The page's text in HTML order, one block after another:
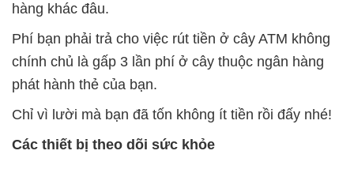
hàng khác đâu.
Phí bạn phải trả cho việc rút tiền ở cây ATM không
chính chủ là gấp 3 lần phí ở cây thuộc ngân hàng
phát hành thẻ của bạn.
Chỉ vì lười mà bạn đã tốn không ít tiền rồi đấy nhé!
Các thiết bị theo dõi sức khỏe